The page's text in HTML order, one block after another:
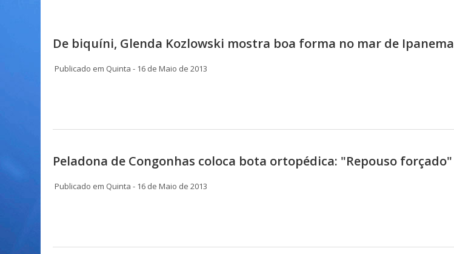
De biquíni, Glenda Kozlowski mostra boa forma no mar de Ipanema
Publicado em Quinta - 16 de Maio de 2013
Peladona de Congonhas coloca bota ortopédica: "Repouso forçado"
Publicado em Quinta - 16 de Maio de 2013